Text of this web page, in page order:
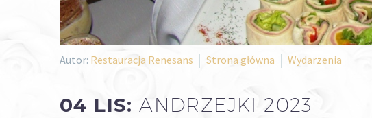
Autor: Restauracja Renesans Strona główna Wydarzenia
04 LIS:ANDRZEJKI 2023